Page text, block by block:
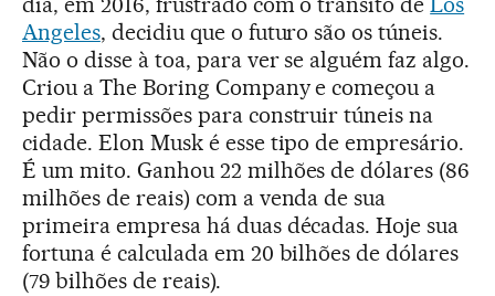
Angeles, decidiu que o futuro são os túneis.
Não o disse à toa, para ver se alguém faz algo.
Criou a The Boring Company e começou a
pedir permissões para construir túneis na
cidade. Elon Musk é esse tipo de empresário.
É um mito. Ganhou 22 milhões de dólares (86
milhões de reais) com a venda de sua
primeira empresa há duas décadas. Hoje sua
fortuna é calculada em 20 bilhões de dólares
(79 bilhões de reais).